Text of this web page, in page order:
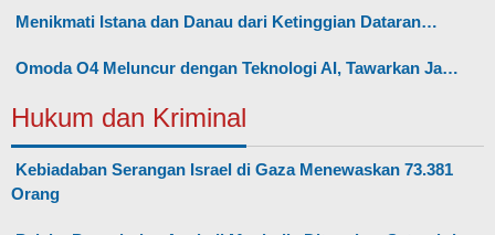
Menikmati Istana dan Danau dari Ketinggian Dataran…
Omoda O4 Meluncur dengan Teknologi AI, Tawarkan Ja…
Hukum dan Kriminal
Kebiadaban Serangan Israel di Gaza Menewaskan 73.381
Orang